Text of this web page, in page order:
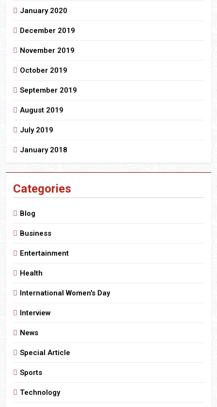
January 2020
December 2019
November 2019
October 2019
September 2019
August 2019
July 2019
January 2018
Categories
Blog
Business
Entertainment
Health
International Women's Day
Interview
News
Special Article
Sports
Technology